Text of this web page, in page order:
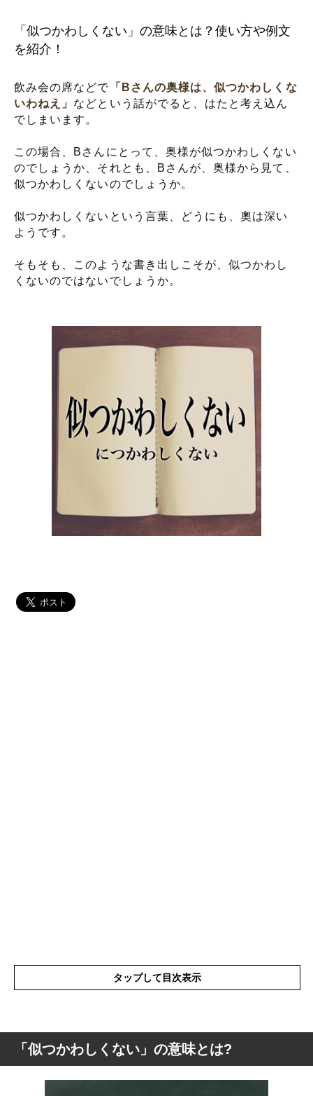
「似つかわしくない」の意味とは？使い方や例文
を紹介！
飲み会の席などで 「Bさんの奥様は、似つかわしくな
いわねえ」 などという話がでると、はたと考え込ん
でしまいます。
この場合、Bさんにとって、奥様が似つかわしくない
のでしょうか、それとも、Bさんが、奥様から見て、
似つかわしくないのでしょうか。
似つかわしくないという言葉、どうにも、奧は深い
ようです。
そもそも、このような書き出しこそが、似つかわし
くないのではないでしょうか。
タップして目次表示
「似つかわしくない」の意味とは?
「似つかわしくない」の意味とは?